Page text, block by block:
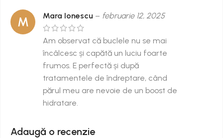
M Mara Ionescu – februarie 12, 2025
Am observat că buclele nu se mai
încâlcesc și capătă un luciu foarte
frumos. E perfectă și după
tratamentele de îndreptare, când
părul meu are nevoie de un boost de
hidratare.
Adaugă o recenzie